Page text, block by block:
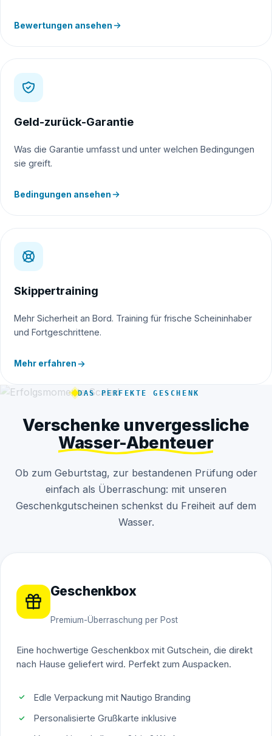
Bewertungen ansehen
Geld-zurück-Garantie
Was die Garantie umfasst und unter welchen Bedingungen
sie greift.
Bedingungen ansehen
Skippertraining
Mehr Sicherheit an Bord. Training für frische Scheininhaber
und Fortgeschrittene.
Mehr erfahren
DAS PERFEKTE GESCHENK
Verschenke unvergessliche
Wasser-Abenteuer
Ob zum Geburtstag, zur bestandenen Prüfung oder
einfach als Überraschung: mit unseren
Geschenkgutscheinen schenkst du Freiheit auf dem
Wasser.
Geschenkbox
Premium-Überraschung per Post
Eine hochwertige Geschenkbox mit Gutschein, die direkt
nach Hause geliefert wird. Perfekt zum Auspacken.
Edle Verpackung mit Nautigo Branding
Personalisierte Grußkarte inklusive